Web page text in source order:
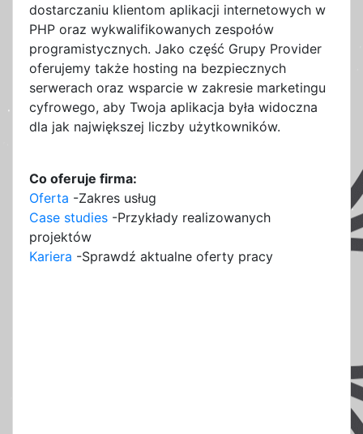
dostarczaniu klientom aplikacji internetowych w
PHP oraz wykwalifikowanych zespołów
programistycznych. Jako część Grupy Provider
oferujemy także hosting na bezpiecznych
serwerach oraz wsparcie w zakresie marketingu
cyfrowego, aby Twoja aplikacja była widoczna
dla jak największej liczby użytkowników.
Co oferuje firma:
Oferta -Zakres usług
Case studies -Przykłady realizowanych
projektów
Kariera -Sprawdź aktualne oferty pracy